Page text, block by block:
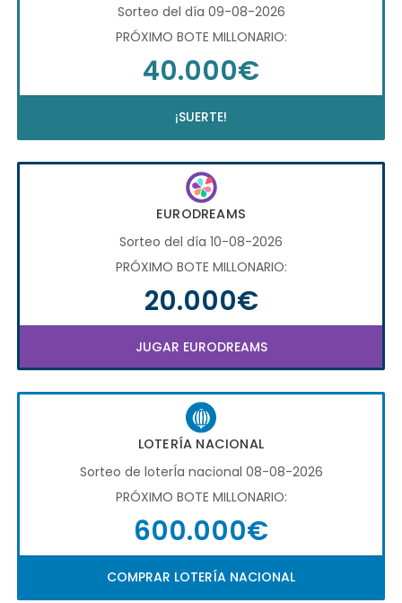
Sorteo del día 09-08-2026
PRÓXIMO BOTE MILLONARIO:
40.000€
¡SUERTE!
EURODREAMS
Sorteo del día 10-08-2026
PRÓXIMO BOTE MILLONARIO:
20.000€
JUGAR EURODREAMS
LOTERÍA NACIONAL
Sorteo de loterÍa nacional 08-08-2026
PRÓXIMO BOTE MILLONARIO:
600.000€
COMPRAR LOTERÍA NACIONAL